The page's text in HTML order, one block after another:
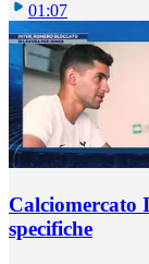
01:07
Calciomercato
specifiche